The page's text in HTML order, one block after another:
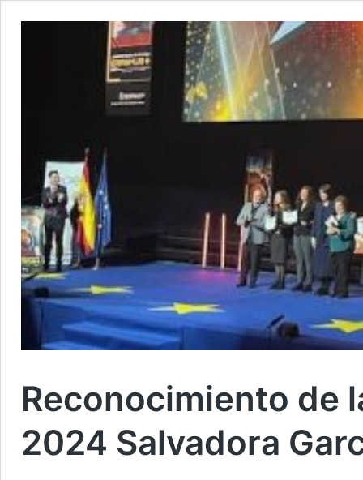
Reconocimiento de
2024 Salvadora